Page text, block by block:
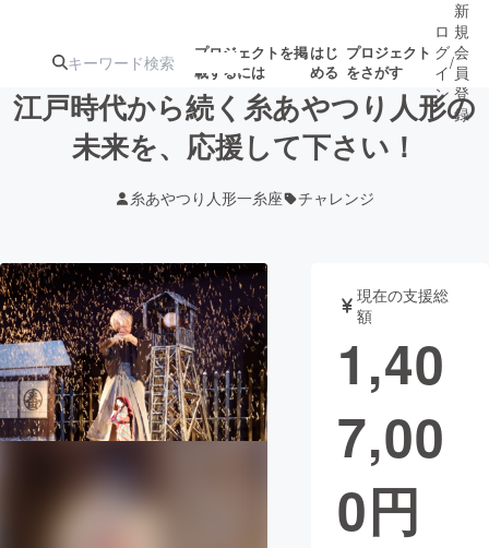
プロジェクトを掲
載するには
はじ
める
プロジェクト
をさがす
注目のリ
ターン
注目の新着プロ
ジェクト
募集終了が近いプ
ロジェクト
アート・写真 音楽
テクノロジー・ガジェット ゲーム・サ
映像・映画
ロ
グ
イ
ン
/
新
規
会
員
登
録
江戸時代から続く糸あやつり人形の
未来を、応援して下さい！
糸あやつり人形一糸座 チャレンジ
現在の支援総
額
1,40
7,00
0円